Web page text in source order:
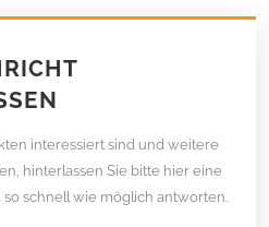
interessiert sind und weitere
hinterlassen Sie bitte hier eine
schnell wie möglich antworten.